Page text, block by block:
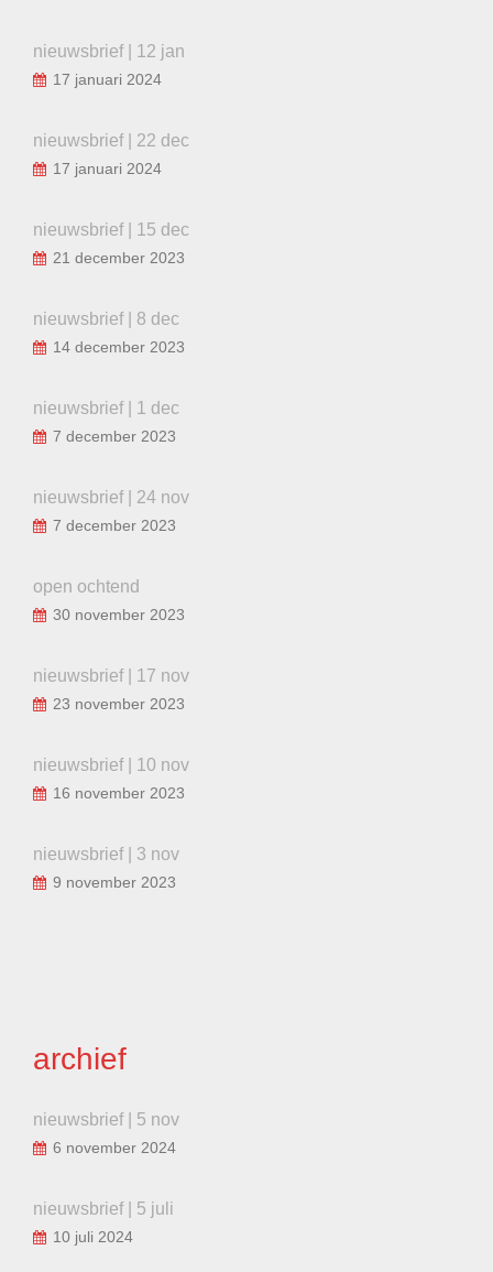
nieuwsbrief | 12 jan
17 januari 2024
nieuwsbrief | 22 dec
17 januari 2024
nieuwsbrief | 15 dec
21 december 2023
nieuwsbrief | 8 dec
14 december 2023
nieuwsbrief | 1 dec
7 december 2023
nieuwsbrief | 24 nov
7 december 2023
open ochtend
30 november 2023
nieuwsbrief | 17 nov
23 november 2023
nieuwsbrief | 10 nov
16 november 2023
nieuwsbrief | 3 nov
9 november 2023
archief
nieuwsbrief | 5 nov
6 november 2024
nieuwsbrief | 5 juli
10 juli 2024